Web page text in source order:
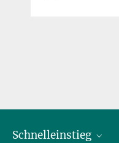
Schnelleinstieg